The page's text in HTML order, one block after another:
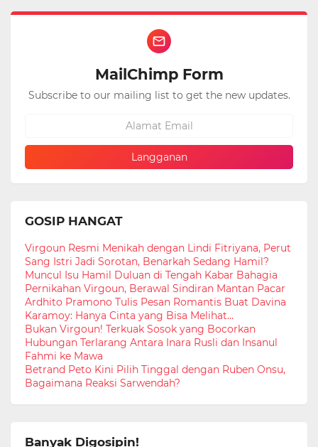
MailChimp Form
Subscribe to our mailing list to get the new updates.
GOSIP HANGAT
Virgoun Resmi Menikah dengan Lindi Fitriyana, Perut
Sang Istri Jadi Sorotan, Benarkah Sedang Hamil?
Muncul Isu Hamil Duluan di Tengah Kabar Bahagia
Pernikahan Virgoun, Berawal Sindiran Mantan Pacar
Ardhito Pramono Tulis Pesan Romantis Buat Davina
Karamoy: Hanya Cinta yang Bisa Melihat...
Bukan Virgoun! Terkuak Sosok yang Bocorkan
Hubungan Terlarang Antara Inara Rusli dan Insanul
Fahmi ke Mawa
Betrand Peto Kini Pilih Tinggal dengan Ruben Onsu,
Bagaimana Reaksi Sarwendah?
Banyak Digosipin!